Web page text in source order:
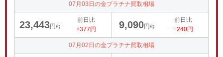
07月03日の金プラチナ買取相場
23,443円/g
前日比
+377円
9,090円/g
前日比
+240円
07月02日の金プラチナ買取相場